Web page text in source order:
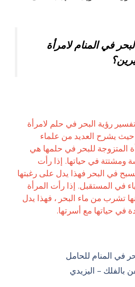
في المنام لامرأة
رؤية البحر في حلم لامرأة
يشرح العديد من علماء
المتزوجة للبحر في حلمها هي
ومشتتة في حياتها. إذا رأت
في البحر فهذا يدل على رغبتها
في المستقبل. إذا رأت المرأة
تشرب من ماء البحر ، فهذا يدل
في حياتها مع أسرتها.
في المنام للحامل
بالفلك – اليزيدي